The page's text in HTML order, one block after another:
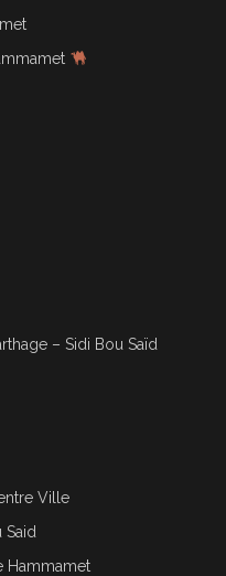
– Sidi Bou Saïd
Ville
Hammamet